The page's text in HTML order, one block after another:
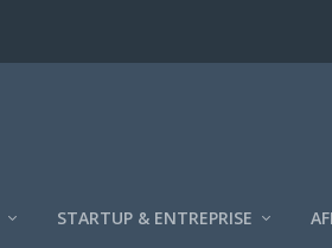
STARTUP & ENTREPRISE